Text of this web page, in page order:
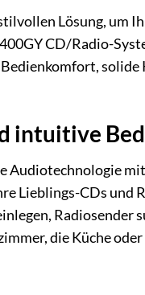
Lösung,
CD/Radio-
intuitive
Audiotechnologie
Lieblings-CDs
Radiosender
die Küche